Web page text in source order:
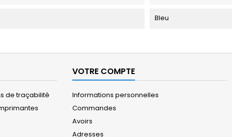
Bleu
de traçabilité
VOTRE COMPTE
Informations personnelles
Commandes
Avoirs
Adresses